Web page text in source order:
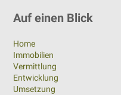
Auf einen Blick
Home
Immobilien
Vermittlung
Entwicklung
Umsetzung